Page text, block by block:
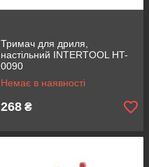
Тримач для дриля,
настільний INTERTOOL HT-
0090
Немає в наявності
268 ₴